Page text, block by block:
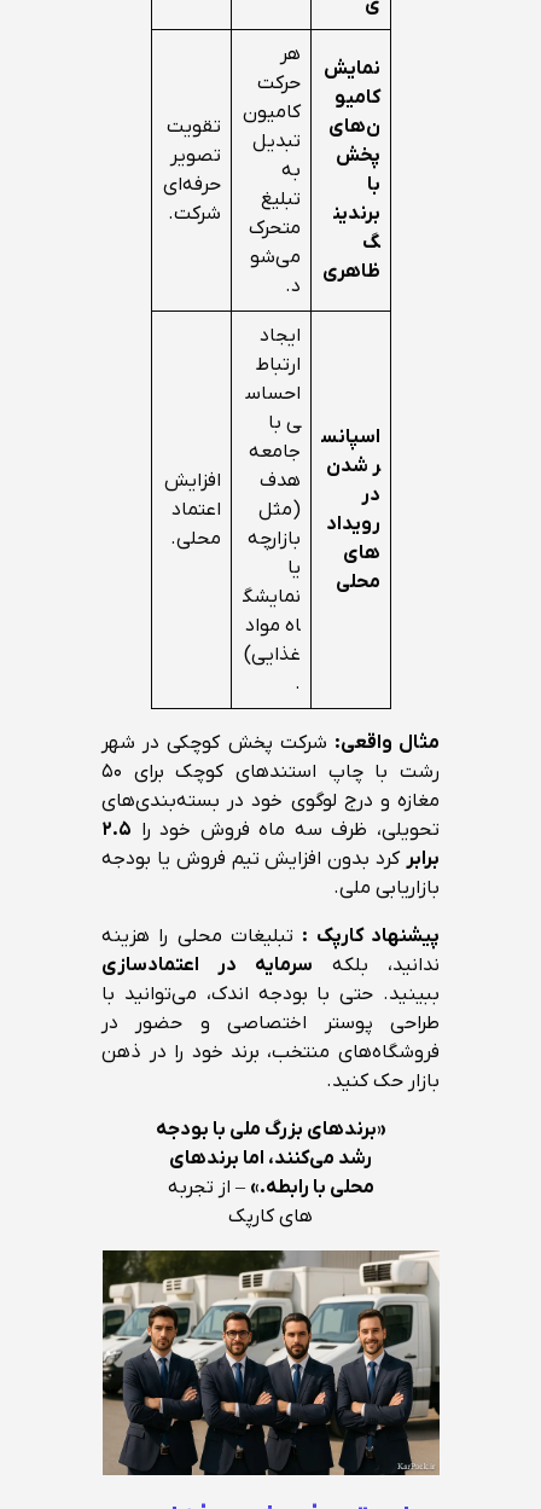
نمایش
کامیو
ن‌های
پخش
با
برندین
گ
ظاهری
هر
حرکت
کامیون
تبدیل
به
تبلیغ
متحرک
می‌شو
د.
تقویت
تصویر
حرفه‌ای
شرکت.
اسپانس
ر شدن
در
رویداد
های
محلی
ایجاد
ارتباط
احساس
ی با
جامعه
هدف
(مثل
بازارچه
یا
نمایشگ
اه مواد
غذایی)
.
افزایش
اعتماد
محلی.
مثال واقعی: شرکت پخش کوچکی در شهر
رشت با چاپ استندهای کوچک برای ۵۰
مغازه و درج لوگوی خود در بسته‌بندی‌های
تحویلی، ظرف سه ماه فروش خود را ۲.۵
برابر کرد بدون افزایش تیم فروش یا بودجه
بازاریابی ملی.
پیشنهاد کارپک : تبلیغات محلی را هزینه
ندانید، بلکه سرمایه در اعتمادسازی
ببینید. حتی با بودجه اندک، می‌توانید با
طراحی پوستر اختصاصی و حضور در
فروشگاه‌های منتخب، برند خود را در ذهن
بازار حک کنید.
«برندهای بزرگ ملی با بودجه
رشد می‌کنند، اما برندهای
محلی با رابطه.» – از تجربه
های کارپک